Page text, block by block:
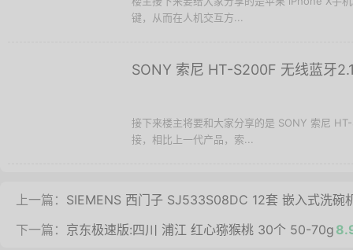
键，从而在人机交互方...
SONY 索尼 HT-S200F 无线蓝牙
接下来楼主将要和大家分享的是 SONY 索尼
接，相比上一代产品，索...
上一篇： SIEMENS 西门子 SJ533S08DC 12套 嵌入式洗碗
下一篇： 京东极速版:四川 浦江 红心猕猴桃 30个 50-70g